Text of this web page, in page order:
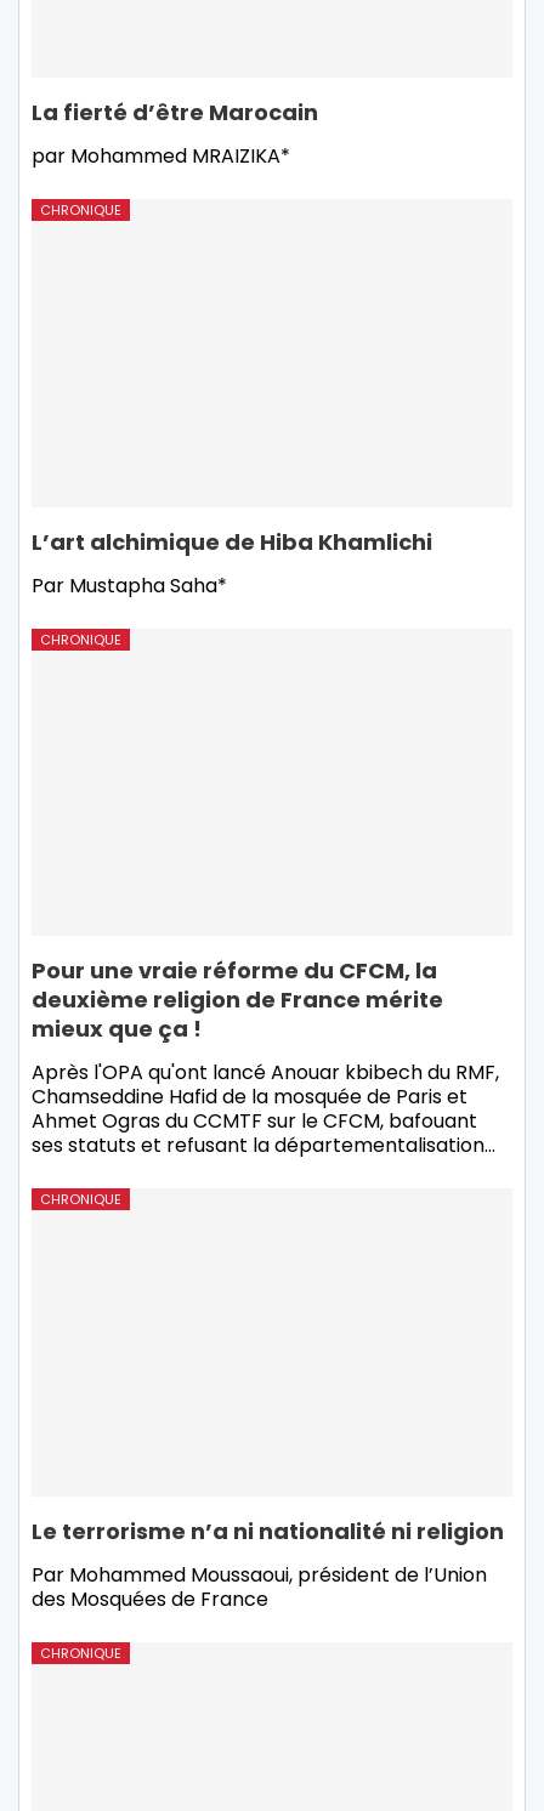
La fierté d’être Marocain
par Mohammed MRAIZIKA*
CHRONIQUE
L’art alchimique de Hiba Khamlichi
Par Mustapha Saha*
CHRONIQUE
Pour une vraie réforme du CFCM, la
deuxième religion de France mérite
mieux que ça !
Après l'OPA qu'ont lancé Anouar kbibech du RMF,
Chamseddine Hafid de la mosquée de Paris et
Ahmet Ogras du CCMTF sur le CFCM, bafouant
ses statuts et refusant la départementalisation…
CHRONIQUE
Le terrorisme n’a ni nationalité ni religion
Par Mohammed Moussaoui, président de l’Union
des Mosquées de France
CHRONIQUE